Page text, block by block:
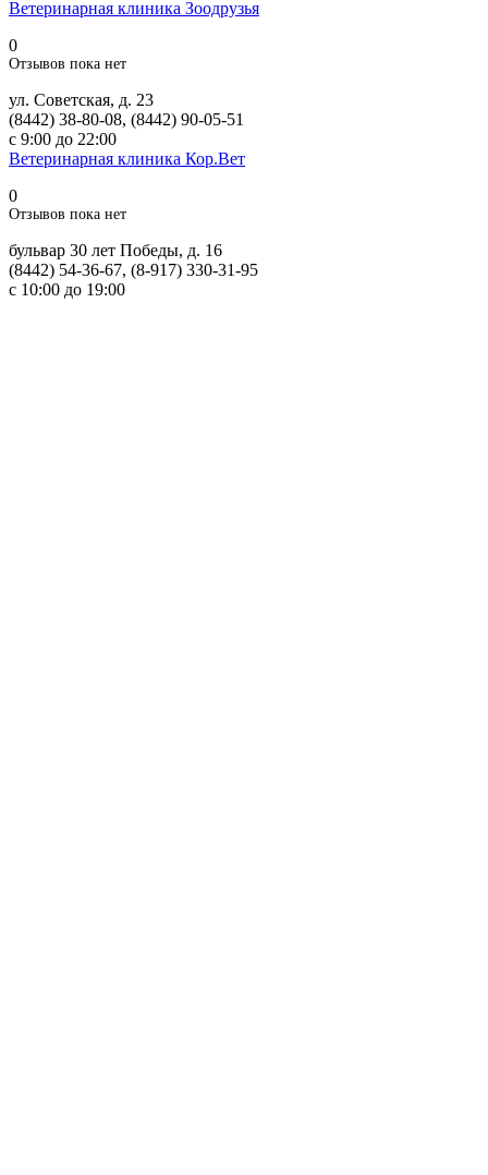
Ветеринарная клиника Зоодрузья
0
Отзывов пока нет
ул. Советская, д. 23
(8442) 38-80-08, (8442) 90-05-51
с 9:00 до 22:00
Ветеринарная клиника Кор.Вет
0
Отзывов пока нет
бульвар 30 лет Победы, д. 16
(8442) 54-36-67, (8-917) 330-31-95
с 10:00 до 19:00